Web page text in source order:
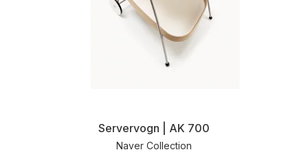
Servervogn | AK 700
Naver Collection